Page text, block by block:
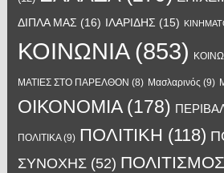
ΔΙΠΛΑ ΜΑΣ (16) ΙΛΑΡΙΔΗΣ (15)
ΚΟΙΝΩΝΙΑ(853)
ΜΑΤΙΕΣ ΣΤΟ ΠΑΡΕΛΘΟΝ (8) Μασλαρινός (9)
ΟΙΚΟΝΟΜΙΑ(178)
ΠΟΛΙΤΙΚΑ(9) ΠΟΛΙΤΙΚΗ (118)
ΣΥΝΟΧΗΣ(52) ΠΟΛΙΤΙΣΜΟΣ